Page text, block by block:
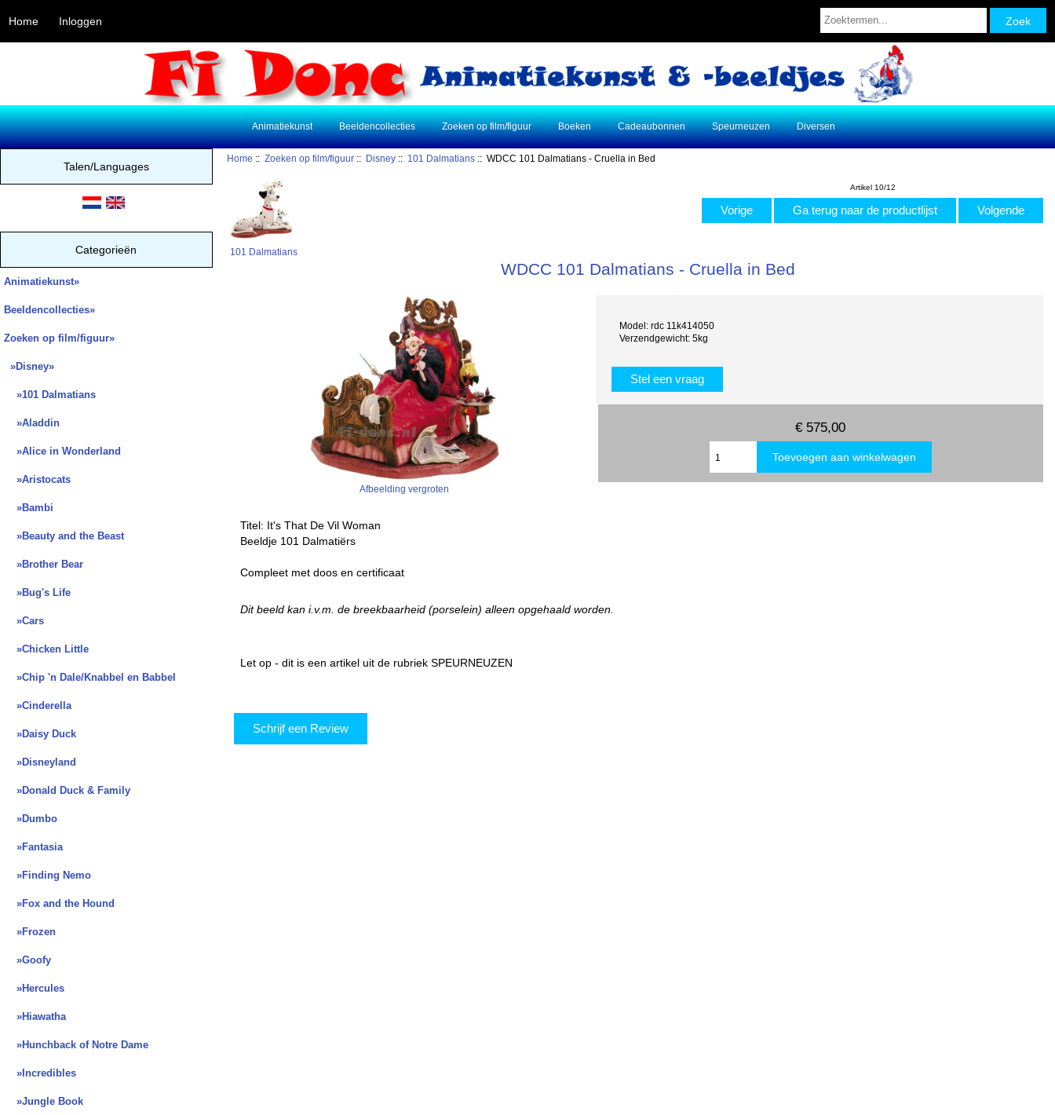
Home Inloggen
Animatiekunst Beeldencollecties Zoeken op film/figuur Boeken Cadeaubonnen Speurneuzen Diversen
Talen/Languages
Categorieën
Animatiekunst»
Beeldencollecties»
Zoeken op film/figuur»
»Disney»
»101 Dalmatians
»Aladdin
»Alice in Wonderland
»Aristocats
»Bambi
»Beauty and the Beast
»Brother Bear
»Bug's Life
»Cars
»Chicken Little
»Chip 'n Dale/Knabbel en Babbel
»Cinderella
»Daisy Duck
»Disneyland
»Donald Duck & Family
»Dumbo
»Fantasia
»Finding Nemo
»Fox and the Hound
»Frozen
»Goofy
»Hercules
»Hiawatha
»Hunchback of Notre Dame
»Incredibles
»Jungle Book
Home ::Zoeken op film/figuur :: Disney :: 101 Dalmatians :: WDCC 101 Dalmatians - Cruella in Bed
101 Dalmatians
Artikel 10/12
Vorige Ga terug naar de productlijst Volgende
WDCC 101 Dalmatians - Cruella in Bed
Afbeelding vergroten
Model: rdc 11k414050
Verzendgewicht: 5kg
Stel een vraag
€ 575,00
Titel: It's That De Vil Woman
Beeldje 101 Dalmatiërs
Compleet met doos en certificaat
Dit beeld kan i.v.m. de breekbaarheid (porselein) alleen opgehaald worden.
Let op - dit is een artikel uit de rubriek SPEURNEUZEN
Schrijf een Review